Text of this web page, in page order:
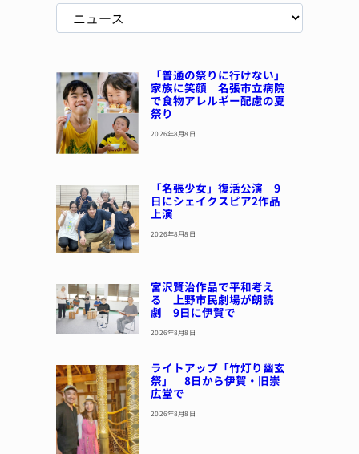
「普通の祭りに行けない」
家族に笑顔 名張市立病院
で食物アレルギー配慮の夏
祭り
2026年8月8日
「名張少女」復活公演 9
日にシェイクスピア2作品
上演
2026年8月8日
宮沢賢治作品で平和考え
る 上野市民劇場が朗読
劇 9日に伊賀で
2026年8月8日
ライトアップ「竹灯り幽玄
祭」 8日から伊賀・旧崇
広堂で
2026年8月8日